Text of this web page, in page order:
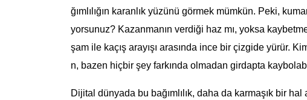
ğımlılığın karanlık yüzünü görmek mümkün. Peki,
yorsunuz? Kazanmanın verdiği haz mı, yoksa
şam ile kaçış arayışı arasında ince bir çizgide yürür.
n, bazen hiçbir şey farkında olmadan girdapta
Dijital dünyada bu bağımlılık, daha da karmaşık bir